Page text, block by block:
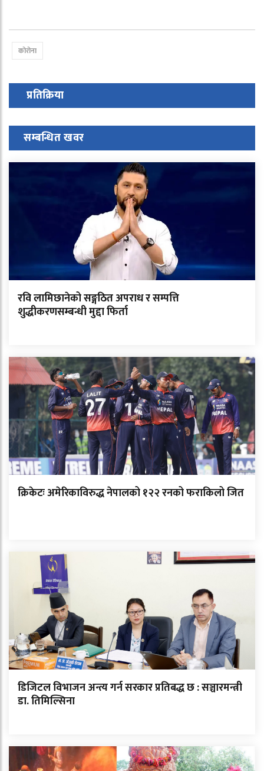
कोरोना
प्रतिक्रिया
सम्बन्धित खवर
रवि लामिछानेको सङ्गठित अपराध र सम्पत्ति
शुद्धीकरणसम्बन्धी मुद्दा फिर्ता
क्रिकेटः अमेरिकाविरुद्ध नेपालको १२२ रनको फराकिलो जित
डिजिटल विभाजन अन्त्य गर्न सरकार प्रतिबद्ध छ : सञ्चारमन्त्री
डा. तिमिल्सिना